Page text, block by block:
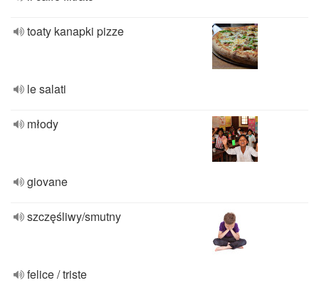
toaty kanapki pizze
le salati
młody
giovane
szczęśliwy/smutny
felice / triste